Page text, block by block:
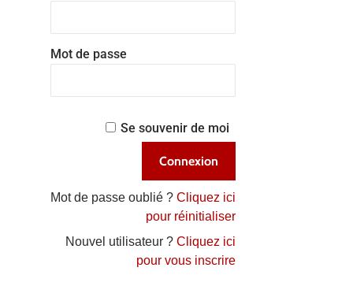
Mot de passe
Se souvenir de moi
Mot de passe oublié ?Cliquez ici
pour réinitialiser
Nouvel utilisateur ?Cliquez ici
pour vous inscrire